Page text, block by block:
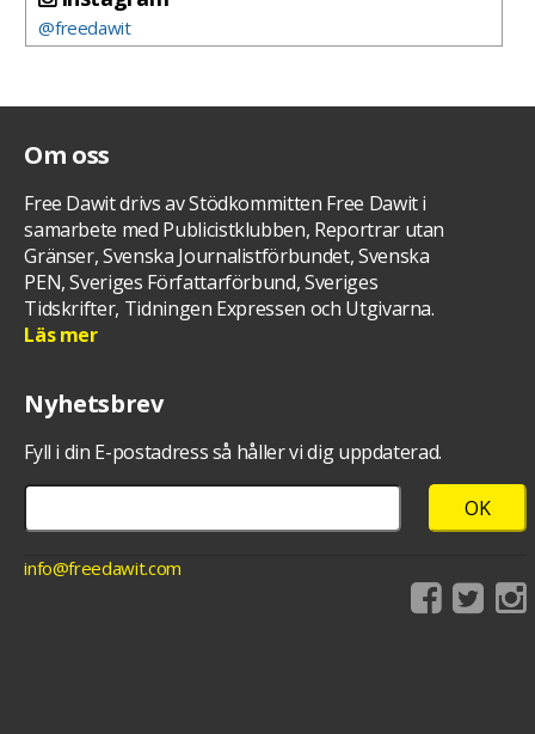
@freedawit
Om oss
Free Dawit drivs av Stödkommitten Free Dawit i
samarbete med Publicistklubben, Reportrar utan
Gränser, Svenska Journalistförbundet, Svenska
PEN, Sveriges Författarförbund, Sveriges
Tidskrifter, Tidningen Expressen och Utgivarna.
Läs mer
Nyhetsbrev
Fyll i din E-postadress så håller vi dig uppdaterad.
info@freedawit.com